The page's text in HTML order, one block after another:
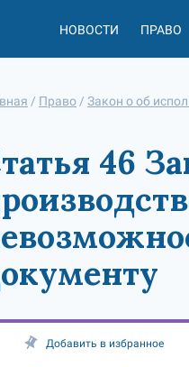
НОВОСТИ ПРАВО
/ Право / Закон о об
46
Добавить в избранное